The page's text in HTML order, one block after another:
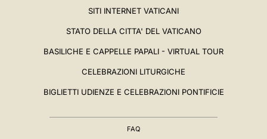
SITI INTERNET VATICANI
STATO DELLA CITTA' DEL VATICANO
BASILICHE E CAPPELLE PAPALI - VIRTUAL TOUR
CELEBRAZIONI LITURGICHE
BIGLIETTI UDIENZE E CELEBRAZIONI PONTIFICIE
FAQ